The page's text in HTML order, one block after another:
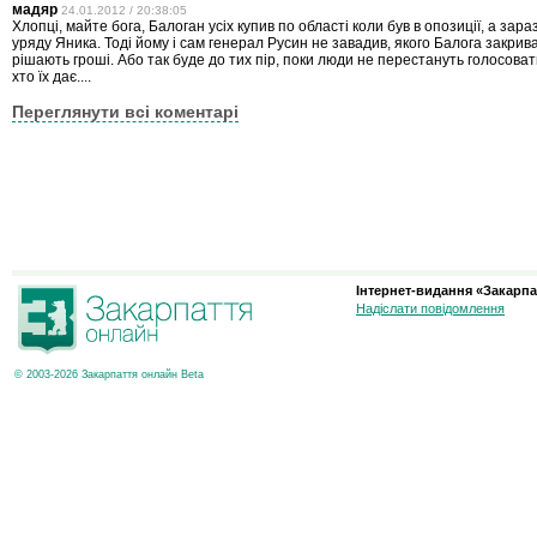
мадяр 24.01.2012 / 20:38:05
Хлопці, майте бога, Балоган усіх купив по області коли був в опозиції, а
уряду Яника. Тоді йому і сам генерал Русин не завадив, якого Балога
рішають гроші. Або так буде до тих пір, поки люди не перестануть
хто їх дає....
Переглянути всі коментарі
© 2003-2026 Закарпаття онлайн Beta
Інтернет-видання
Надіслати повідомлення